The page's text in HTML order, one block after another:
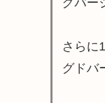
さらに
グドバ